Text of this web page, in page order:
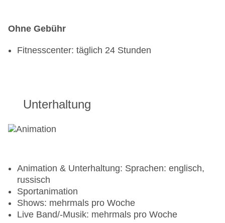
Ohne Gebühr
Fitnesscenter: täglich 24 Stunden
Unterhaltung
Animation & Unterhaltung: Sprachen: englisch,
russisch
Sportanimation
Shows: mehrmals pro Woche
Live Band/-Musik: mehrmals pro Woche